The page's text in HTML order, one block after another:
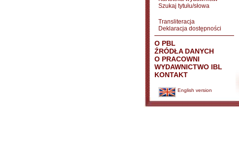
Szukaj tytułu/słowa
Transliteracja
Deklaracja dostępności
O PBL
ŹRÓDŁA DANYCH
O PRACOWNI
WYDAWNICTWO IBL
KONTAKT
English version